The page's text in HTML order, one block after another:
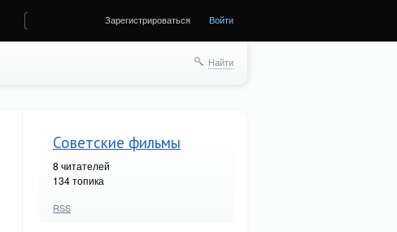
Зарегистрироваться Войти
Найти
Советские фильмы
8 читателей
134 топика
RSS